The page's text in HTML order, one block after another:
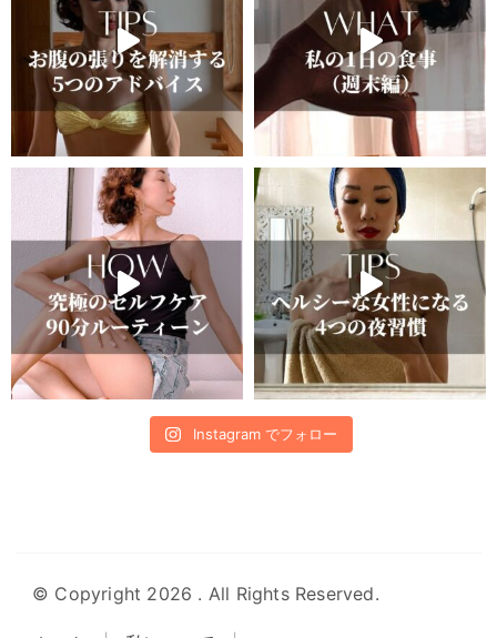
Instagram でフォロー
© Copyright 2026 . All Rights Reserved.